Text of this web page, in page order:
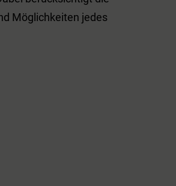
Möglichkeiten jedes